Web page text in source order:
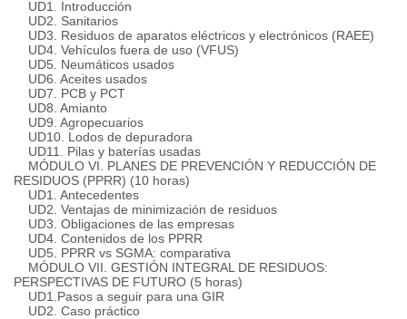
UD1. Introducción
UD2. Sanitarios
UD3. Residuos de aparatos eléctricos y electrónicos (RAEE)
UD4. Vehículos fuera de uso (VFUS)
UD5. Neumáticos usados
UD6. Aceites usados
UD7. PCB y PCT
UD8. Amianto
UD9. Agropecuarios
UD10. Lodos de depuradora
UD11. Pilas y baterías usadas
MÓDULO VI. PLANES DE PREVENCIÓN Y REDUCCIÓN DE
RESIDUOS (PPRR) (10 horas)
UD1. Antecedentes
UD2. Ventajas de minimización de residuos
UD3. Obligaciones de las empresas
UD4. Contenidos de los PPRR
UD5. PPRR vs SGMA: comparativa
MÓDULO VII. GESTIÓN INTEGRAL DE RESIDUOS:
PERSPECTIVAS DE FUTURO (5 horas)
UD1. Pasos a seguir para una GIR
UD2. Caso práctico